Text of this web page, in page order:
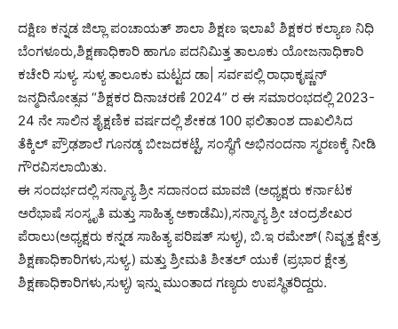
ದಕ್ಷಿಣ ಕನ್ನಡ ಜಿಲ್ಲಾ ಪಂಚಾಯತ್ ಶಾಲಾ ಶಿಕ್ಷಣ ಇಲಾಖೆ ಶಿಕ್ಷಕರ ಕಲ್ಯಾಣ ನಿಧಿ
ಬೆಂಗಳೂರು,ಶಿಕ್ಷಣಾಧಿಕಾರಿ ಹಾಗೂ ಪದನಿಮಿತ್ತ ತಾಲೂಕು ಯೋಜನಾಧಿಕಾರಿ
ಕಚೇರಿ ಸುಳ್ಯ. ಸುಳ್ಯ ತಾಲೂಕು ಮಟ್ಟದ ಡಾ| ಸರ್ವಪಲ್ಲಿ ರಾಧಾಕೃಷ್ಣನ್
ಜನ್ಮದಿನೋತ್ಸವ “ಶಿಕ್ಷಕರ ದಿನಾಚರಣೆ 2024” ರ ಈ ಸಮಾರಂಭದಲ್ಲಿ 2023-
24 ನೇ ಸಾಲಿನ ಶೈಕ್ಷಣಿಕ ವರ್ಷದಲ್ಲಿ ಶೇಕಡ 100 ಫಲಿತಾಂಶ ದಾಖಲಿಸಿದ
ತೆಕ್ಕಿಲ್ ಪ್ರೌಢಶಾಲೆ ಗೂನಡ್ಕ ಬೀಜದಕಟ್ಟೆ, ಸಂಸ್ಥೆಗೆ ಅಭಿನಂದನಾ ಸ್ಮರಣಕ್ಕೆ ನೀಡಿ
ಗೌರವಿಸಲಾಯಿತು.
ಈ ಸಂದರ್ಭದಲ್ಲಿ ಸನ್ಮಾನ್ಯ ಶ್ರೀ ಸದಾನಂದ ಮಾವಜಿ (ಅಧ್ಯಕ್ಷರು ಕರ್ನಾಟಕ
ಅರೆಭಾಷೆ ಸಂಸ್ಕೃತಿ ಮತ್ತು ಸಾಹಿತ್ಯ ಅಕಾಡೆಮಿ),ಸನ್ಮಾನ್ಯ ಶ್ರೀ ಚಂದ್ರಶೇಖರ
ಪೆರಾಲು(ಅಧ್ಯಕ್ಷರು ಕನ್ನಡ ಸಾಹಿತ್ಯ ಪರಿಷತ್ ಸುಳ್ಯ), ಬಿ.ಇ ರಮೇಶ್( ನಿವೃತ್ತ ಕ್ಷೇತ್ರ
ಶಿಕ್ಷಣಾಧಿಕಾರಿಗಳು,ಸುಳ್ಯ.) ಮತ್ತು ಶ್ರೀಮತಿ ಶೀತಲ್ ಯುಕೆ (ಪ್ರಭಾರ ಕ್ಷೇತ್ರ
ಶಿಕ್ಷಣಾಧಿಕಾರಿಗಳು,ಸುಳ್ಯ) ಇನ್ನು ಮುಂತಾದ ಗಣ್ಯರು ಉಪಸ್ಥಿತರಿದ್ದರು.